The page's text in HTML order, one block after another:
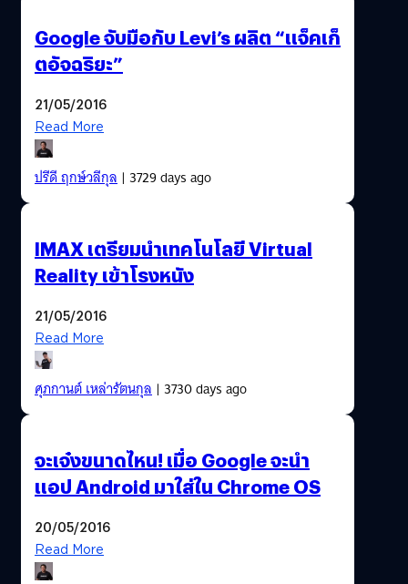
Google จับมือกับ Levi’s ผลิต “แจ็คเก็
ตอัจฉริยะ”
21/05/2016
Read More
ปรีดี ฤกษ์วลีกุล| 3729 days ago
IMAX เตรียมนำเทคโนโลยี Virtual
Reality เข้าโรงหนัง
21/05/2016
Read More
ศุภกานต์ เหล่ารัตนกุล| 3730 days ago
จะเจ๋งขนาดไหน! เมื่อ Google จะนำ
แอป Android มาใส่ใน Chrome OS
20/05/2016
Read More